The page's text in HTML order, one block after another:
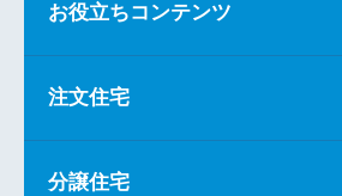
お役立ちコンテンツ
注文住宅
分譲住宅